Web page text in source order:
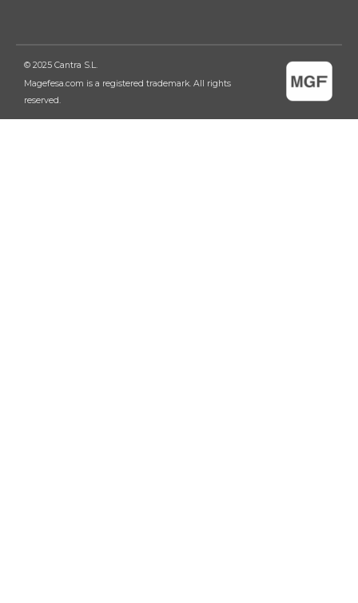
© 2025 Cantra S.L.
Magefesa.com is a registered trademark. All rights
reserved.